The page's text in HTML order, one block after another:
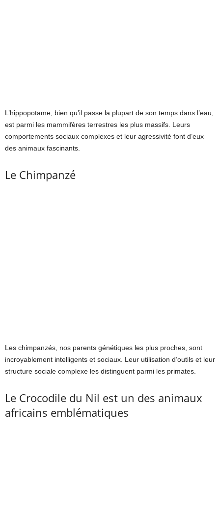
L’hippopotame, bien qu’il passe la plupart de son temps dans l’eau,
est parmi les mammifères terrestres les plus massifs. Leurs
comportements sociaux complexes et leur agressivité font d’eux
des animaux fascinants.
Le Chimpanzé
Les chimpanzés, nos parents génétiques les plus proches, sont
incroyablement intelligents et sociaux. Leur utilisation d’outils et leur
structure sociale complexe les distinguent parmi les primates.
Le Crocodile du Nil est un des animaux
africains emblématiques